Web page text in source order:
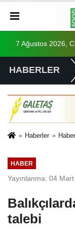
7 Ağustos 2026,
HABERLER
Haberler Haber
HABER
Yayınlanma: 04
talebi